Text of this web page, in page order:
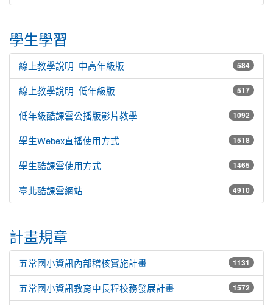
學生學習
584
線上教學說明_中高年級版
517
線上教學說明_低年級版
1092
低年級酷課雲公播版影片教學
1518
學生Webex直播使用方式
1465
學生酷課雲使用方式
4910
臺北酷課雲網站
計畫規章
1131
五常國小資訊內部稽核實施計畫
1572
五常國小資訊教育中長程校務發展計畫